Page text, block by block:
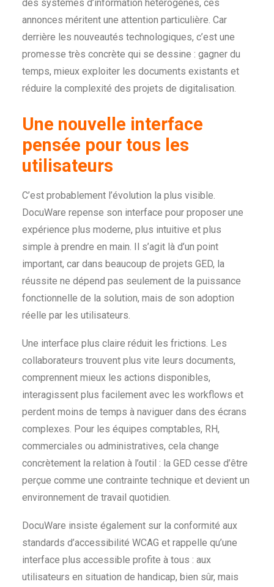
des systèmes d’information hétérogènes, ces
annonces méritent une attention particulière. Car
derrière les nouveautés technologiques, c’est une
promesse très concrète qui se dessine : gagner du
temps, mieux exploiter les documents existants et
réduire la complexité des projets de digitalisation.
Une nouvelle interface
pensée pour tous les
utilisateurs
C’est probablement l’évolution la plus visible.
DocuWare repense son interface pour proposer une
expérience plus moderne, plus intuitive et plus
simple à prendre en main. Il s’agit là d’un point
important, car dans beaucoup de projets GED, la
réussite ne dépend pas seulement de la puissance
fonctionnelle de la solution, mais de son adoption
réelle par les utilisateurs.
Une interface plus claire réduit les frictions. Les
collaborateurs trouvent plus vite leurs documents,
comprennent mieux les actions disponibles,
interagissent plus facilement avec les workflows et
perdent moins de temps à naviguer dans des écrans
complexes. Pour les équipes comptables, RH,
commerciales ou administratives, cela change
concrètement la relation à l’outil : la GED cesse d’être
perçue comme une contrainte technique et devient un
environnement de travail quotidien.
DocuWare insiste également sur la conformité aux
standards d’accessibilité WCAG et rappelle qu’une
interface plus accessible profite à tous : aux
utilisateurs en situation de handicap, bien sûr, mais